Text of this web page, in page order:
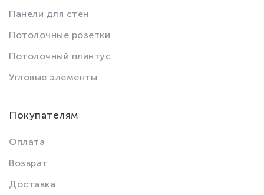
Панели для стен
Потолочные розетки
Потолочный плинтус
Угловые элементы
Покупателям
Оплата
Возврат
Доставка